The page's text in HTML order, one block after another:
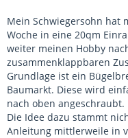
Mein Schwiegersohn hat
Woche in eine 20qm
weiter meinen Hobby
zusammenklappbaren
Grundlage ist ein
Baumarkt. Diese wird
nach oben angeschraubt.
Die Idee dazu stammt
Anleitung mittlerweile in